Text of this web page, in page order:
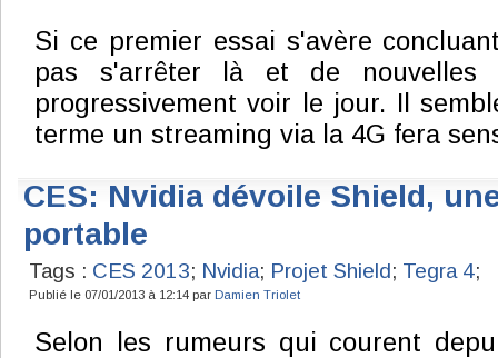
Si ce premier essai s'avère
pas s'arrêter là et de nouvelles
progressivement voir le jour. Il
terme un streaming via la 4G fera
CES: Nvidia dévoile Shield,
portable
Tags : CES 2013; Nvidia; Projet Shield; Tegra 4;
Publié le 07/01/2013 à 12:14 par Damien Triolet
Selon les rumeurs qui courent